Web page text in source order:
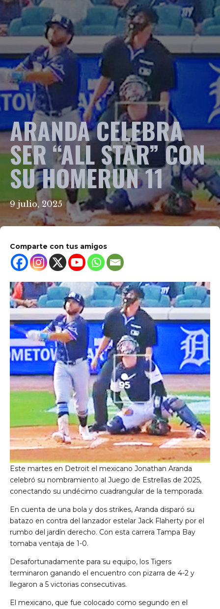
ARANDA CELEBRA
SER “ALL STAR” CON
SU HOMERUN 11
9 julio, 2025
Comparte con tus amigos
Este martes en Detroit el mexicano Jonathan Aranda
celebró su nombramiento al Juego de Estrellas de 2025,
conectando su undécimo cuadrangular de la temporada.
En cuenta de una bola y dos strikes, Aranda disparó su
batazo en contra del lanzador estelar Jack Flaherty por el
rumbo del jardín derecho. Con esta carrera Tampa Bay
tomaba ventaja de 1-0.
Desafortunadamente para su equipo, los Tigers
terminaron ganando el encuentro con pizarra de 4-2 y
llegaron a 5 victorias consecutivas.
El mexicano, que fue colocado como segundo en el